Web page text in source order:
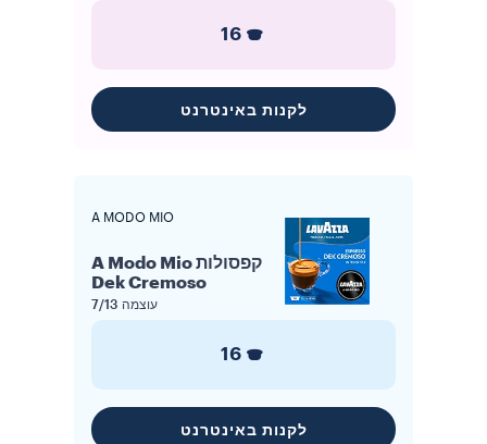
16
לקנות באינטרנט
A MODO MIO
קפסולות A Modo Mio
Dek Cremoso
עוצמה 7/13
16
לקנות באינטרנט